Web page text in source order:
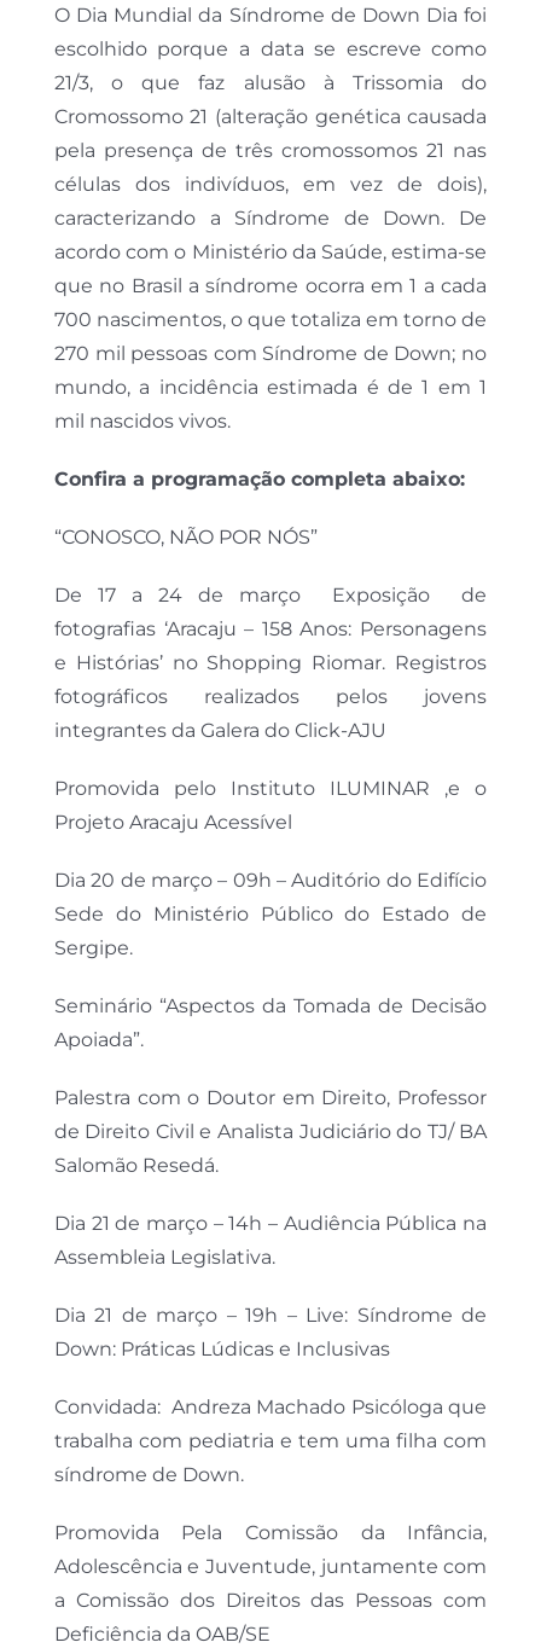
O Dia Mundial da Síndrome de Down Dia foi
escolhido porque a data se escreve como
21/3, o que faz alusão à Trissomia do
Cromossomo 21 (alteração genética causada
pela presença de três cromossomos 21 nas
células dos indivíduos, em vez de dois),
caracterizando a Síndrome de Down. De
acordo com o Ministério da Saúde, estima-se
que no Brasil a síndrome ocorra em 1 a cada
700 nascimentos, o que totaliza em torno de
270 mil pessoas com Síndrome de Down; no
mundo, a incidência estimada é de 1 em 1
mil nascidos vivos.
Confira a programação completa abaixo:
“CONOSCO, NÃO POR NÓS”
De 17 a 24 de março Exposição de
fotografias ‘Aracaju – 158 Anos: Personagens
e Histórias’ no Shopping Riomar. Registros
fotográficos realizados pelos jovens
integrantes da Galera do Click-AJU
Promovida pelo Instituto ILUMINAR ,e o
Projeto Aracaju Acessível
Dia 20 de março – 09h – Auditório do Edifício
Sede do Ministério Público do Estado de
Sergipe.
Seminário “Aspectos da Tomada de Decisão
Apoiada”.
Palestra com o Doutor em Direito, Professor
de Direito Civil e Analista Judiciário do TJ/ BA
Salomão Resedá.
Dia 21 de março – 14h – Audiência Pública na
Assembleia Legislativa.
Dia 21 de março – 19h – Live: Síndrome de
Down: Práticas Lúdicas e Inclusivas
Convidada: Andreza Machado Psicóloga que
trabalha com pediatria e tem uma filha com
síndrome de Down.
Promovida Pela Comissão da Infância,
Adolescência e Juventude, juntamente com
a Comissão dos Direitos das Pessoas com
Deficiência da OAB/SE